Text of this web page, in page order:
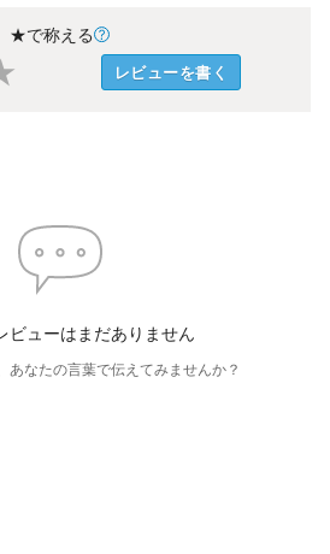
★で称える
レビューを書く
ビューはまだありません
あなたの言葉で伝えてみませんか？